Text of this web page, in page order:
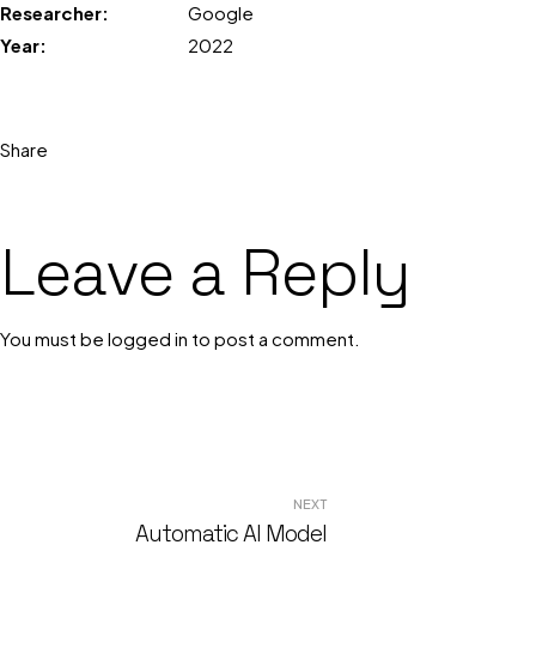
Researcher:
Google
Year:
2022
Share
Leave a Reply
You must be logged in to post a comment.
NEXT
Automatic AI Model